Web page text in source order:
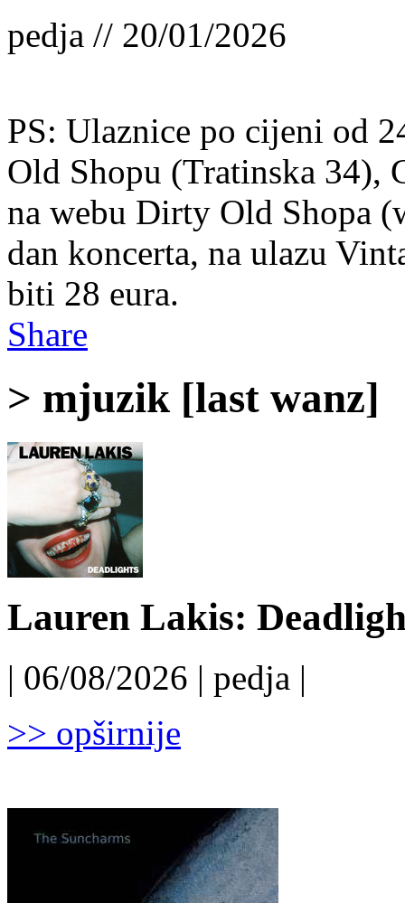
pedja // 20/01/2026
PS: Ulaznice po cijeni od
Old Shopu (Tratinska 34),
na webu Dirty Old Shopa
dan koncerta, na ulazu
biti 28 eura.
Share
> mjuzik [last wanz]
Lauren Lakis:
| 06/08/2026 | pedja |
>> opširnije